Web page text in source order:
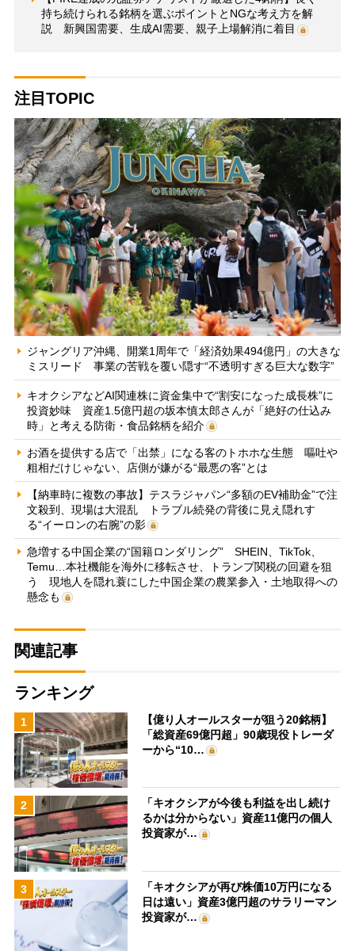
持ち続けられる銘柄を選ぶポイントとNGな考え方を解
説 新興国需要、生成AI需要、親子上場解消に着目
注目TOPIC
ジャングリア沖縄、開業1周年で「経済効果494億円」の大きな
ミスリード 事業の苦戦を覆い隠す“不透明すぎる巨大な数字”
キオクシアなどAI関連株に資金集中で“割安になった成長株”に
投資妙味 資産1.5億円超の坂本慎太郎さんが「絶好の仕込み
時」と考える防衛・食品銘柄を紹介
お酒を提供する店で「出禁」になる客のトホホな生態 嘔吐や
粗相だけじゃない、店側が嫌がる“最悪の客”とは
【納車時に複数の事故】テスラジャパン“多額のEV補助金”で注
文殺到、現場は大混乱 トラブル続発の背後に見え隠れす
る“イーロンの右腕”の影
急増する中国企業の“国籍ロンダリング” SHEIN、TikTok、
Temu…本社機能を海外に移転させ、トランプ関税の回避を狙
う 現地人を隠れ蓑にした中国企業の農業参入・土地取得への
懸念も
関連記事
ランキング
1
【億り人オールスターが狙う20銘柄】
「総資産69億円超」90歳現役トレーダ
ーから“10…
2
「キオクシアが今後も利益を出し続け
るかは分からない」資産11億円の個人
投資家が…
3
「キオクシアが再び株価10万円になる
日は遠い」資産3億円超のサラリーマン
投資家が…